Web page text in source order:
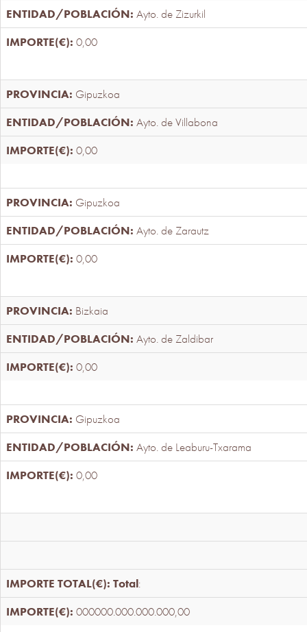
Ayto. de Zizurkil
0,00
Gipuzkoa
Ayto. de Villabona
0,00
Gipuzkoa
Ayto. de Zarautz
0,00
Bizkaia
Ayto. de Zaldibar
0,00
Gipuzkoa
Ayto. de Leaburu-Txarama
0,00
Total:
000000.000.000.000,00